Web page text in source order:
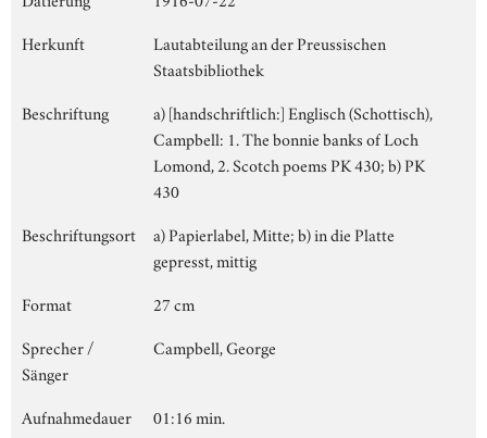
Herkunft
Lautabteilung an der Preussischen
Staatsbibliothek
Beschriftung
a) [handschriftlich:] Englisch (Schottisch),
Campbell: 1. The bonnie banks of Loch
Lomond, 2. Scotch poems PK 430; b) PK
430
Beschriftungsort
a) Papierlabel, Mitte; b) in die Platte
gepresst, mittig
Format
27 cm
Sprecher /
Sänger
Campbell, George
Aufnahmedauer
01:16 min.